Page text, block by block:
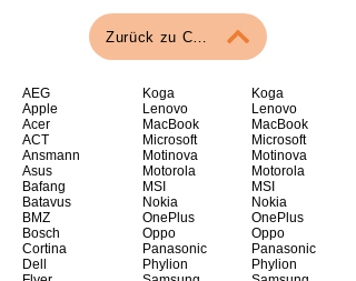
AEG
Apple
Acer
ACT
Ansmann
Asus
Bafang
Batavus
BMZ
Bosch
Cortina
Dell
Koga
Lenovo
MacBook
Microsoft
Motinova
Motorola
MSI
Nokia
OnePlus
Oppo
Panasonic
Phylion
Koga
Lenovo
MacBook
Microsoft
Motinova
Motorola
MSI
Nokia
OnePlus
Oppo
Panasonic
Phylion